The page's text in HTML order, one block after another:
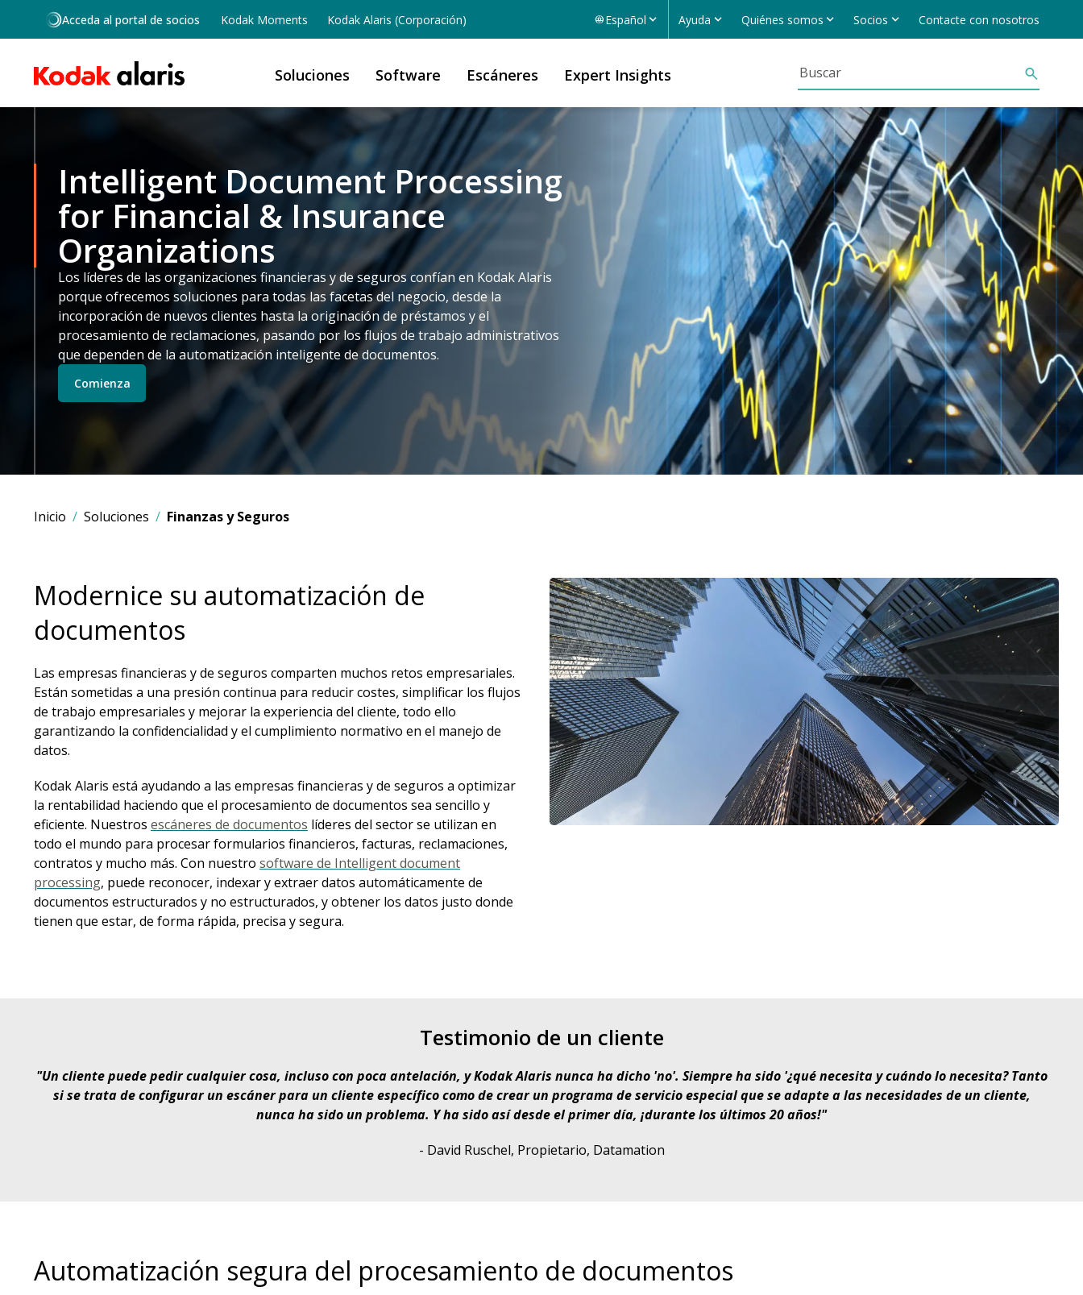
Skip to main content
Acceda al portal de socios Kodak Moments Kodak Alaris (Corporación) Español Ayuda Quiénes somos Socios Contacte con nosotros
Soluciones Software Escáneres Expert Insights
Intelligent Document Processing
for Financial & Insurance
Organizations
Los líderes de las organizaciones financieras y de seguros confían en Kodak Alaris
porque ofrecemos soluciones para todas las facetas del negocio, desde la
incorporación de nuevos clientes hasta la originación de préstamos y el
procesamiento de reclamaciones, pasando por los flujos de trabajo administrativos
que dependen de la automatización inteligente de documentos.
Comienza
Inicio Soluciones Finanzas y Seguros
Modernice su automatización de
documentos
Las empresas financieras y de seguros comparten muchos retos empresariales.
Están sometidas a una presión continua para reducir costes, simplificar los flujos
de trabajo empresariales y mejorar la experiencia del cliente, todo ello
garantizando la confidencialidad y el cumplimiento normativo en el manejo de
datos.
Kodak Alaris está ayudando a las empresas financieras y de seguros a optimizar
la rentabilidad haciendo que el procesamiento de documentos sea sencillo y
eficiente. Nuestros escáneres de documentos líderes del sector se utilizan en
todo el mundo para procesar formularios financieros, facturas, reclamaciones,
contratos y mucho más. Con nuestro software de Intelligent document
processing, puede reconocer, indexar y extraer datos automáticamente de
documentos estructurados y no estructurados, y obtener los datos justo donde
tienen que estar, de forma rápida, precisa y segura.
Imagen
Testimonio de un cliente
"Un cliente puede pedir cualquier cosa, incluso con poca antelación, y Kodak Alaris nunca ha dicho 'no'. Siempre ha sido '¿qué necesita y cuándo lo necesita? Tanto
si se trata de configurar un escáner para un cliente específico como de crear un programa de servicio especial que se adapte a las necesidades de un cliente,
nunca ha sido un problema. Y ha sido así desde el primer día, ¡durante los últimos 20 años!"
- David Ruschel, Propietario, Datamation
Automatización segura del procesamiento de documentos